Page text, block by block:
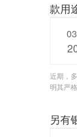
款用
近期，
明其严
另有